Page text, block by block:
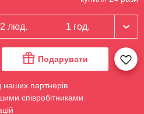
2 люд. 1 год.
Подарувати
наших партнерів
співробітниками